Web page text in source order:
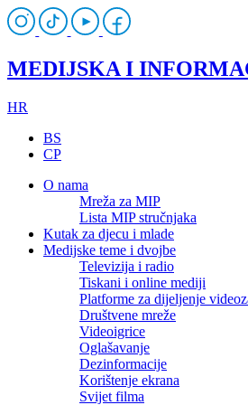
MEDIJSKA I
HR
BS
CP
O nama
Mreža za MIP
Lista MIP stručnjaka
Kutak za djecu i mlade
Medijske teme i dvojbe
Televizija i radio
Tiskani i online mediji
Platforme za dijeljenje
Društvene mreže
Videoigrice
Oglašavanje
Dezinformacije
Korištenje ekrana
Svijet filma